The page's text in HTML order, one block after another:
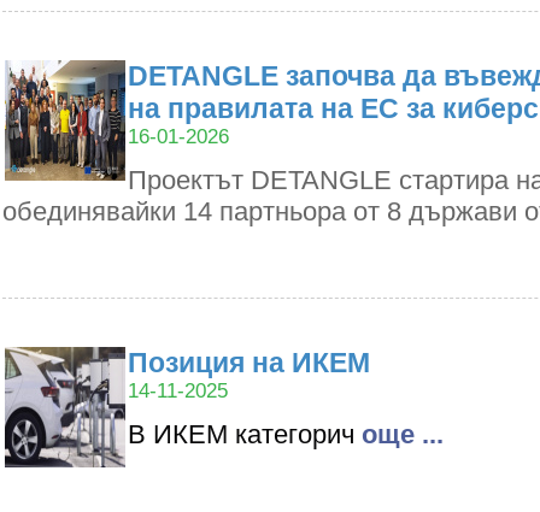
DETANGLE започва да
на правилата на ЕС за
16-01-2026
Проектът DETANGLE стартира
обединявайки 14 партньора от 8 държави
Позиция на ИКЕМ
14-11-2025
В ИКЕМ категорич oще ...